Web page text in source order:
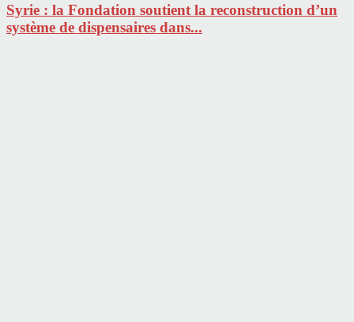
Syrie : la Fondation soutient la reconstruction d’un
système de dispensaires dans...